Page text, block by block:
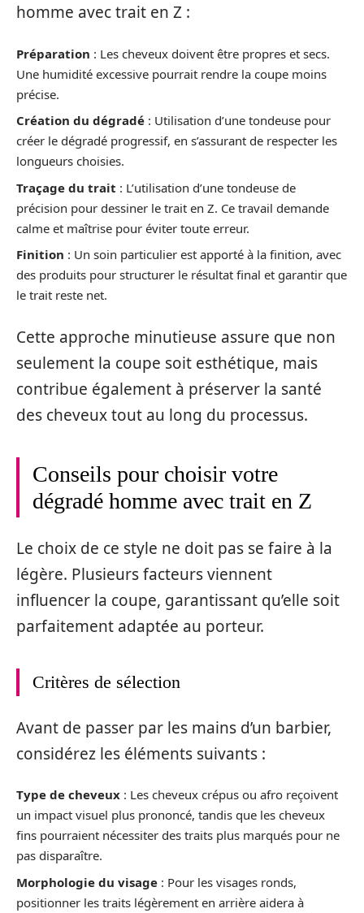
homme avec trait en Z :
Préparation : Les cheveux doivent être propres et secs.
Une humidité excessive pourrait rendre la coupe moins
précise.
Création du dégradé : Utilisation d’une tondeuse pour
créer le dégradé progressif, en s’assurant de respecter les
longueurs choisies.
Traçage du trait : L’utilisation d’une tondeuse de
précision pour dessiner le trait en Z. Ce travail demande
calme et maîtrise pour éviter toute erreur.
Finition : Un soin particulier est apporté à la finition, avec
des produits pour structurer le résultat final et garantir que
le trait reste net.
Cette approche minutieuse assure que non
seulement la coupe soit esthétique, mais
contribue également à préserver la santé
des cheveux tout au long du processus.
Conseils pour choisir votre
dégradé homme avec trait en Z
Le choix de ce style ne doit pas se faire à la
légère. Plusieurs facteurs viennent
influencer la coupe, garantissant qu’elle soit
parfaitement adaptée au porteur.
Critères de sélection
Avant de passer par les mains d’un barbier,
considérez les éléments suivants :
Type de cheveux : Les cheveux crépus ou afro reçoivent
un impact visuel plus prononcé, tandis que les cheveux
fins pourraient nécessiter des traits plus marqués pour ne
pas disparaître.
Morphologie du visage : Pour les visages ronds,
positionner les traits légèrement en arrière aidera à